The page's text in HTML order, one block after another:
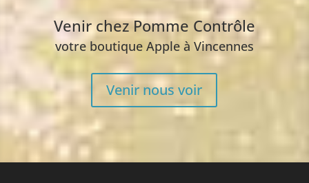
Venir chez Pomme Contrôle
votre boutique Apple à Vincennes
Venir nous voir